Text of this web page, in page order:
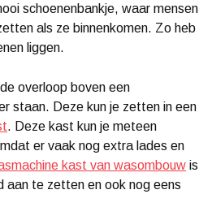
schoenenbankje, waar mensen
als ze binnenkomen. Zo heb
liggen.
overloop boven een
staan. Deze kun je zetten in een
. Deze kast kun je meteen
er vaak nog extra lades en
kast van wasombouw is
aan te zetten en ook nog eens